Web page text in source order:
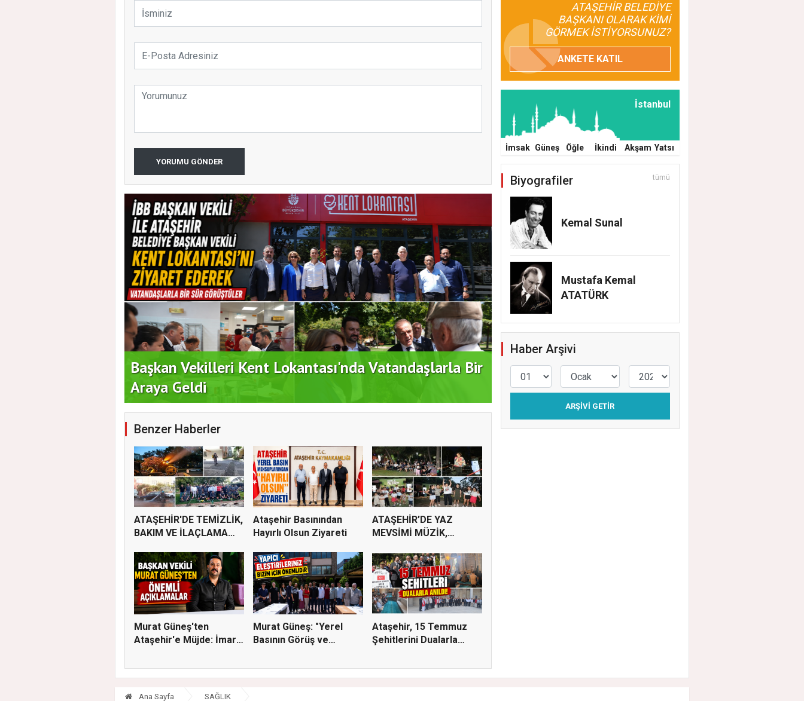
YORUMU GÖNDER
Başkan Vekilleri Kent Lokantası'nda Vatandaşlarla Bir
Araya Geldi
Duran Acar'dan İlk Adım: "Büyük Ataşehir
Benzer Haberler
ATAŞEHİR'DE TEMİZLİK,
BAKIM VE İLAÇLAMA
Ataşehir Basınından
Hayırlı Olsun Ziyareti
ATAŞEHİR’DE YAZ
MEVSİMİ MÜZİK,
Murat Güneş'ten
Ataşehir'e Müjde: İmar
Murat Güneş: "Yerel
Basının Görüş ve
Ataşehir, 15 Temmuz
Şehitlerini Dualarla
ATAŞEHİR BELEDİYE
BAŞKANI OLARAK KİMİ
GÖRMEK İSTİYORSUNUZ?
ANKETE KATIL
İstanbul
İmsak Güneş Öğle İkindi Akşam Yatsı
Biyografiler tümü
Kemal Sunal
Mustafa Kemal
ATATÜRK
Haber Arşivi
ARŞIVI GETIR
Ana Sayfa SAĞLIK